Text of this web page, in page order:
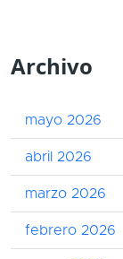
Archivo
mayo 2026
abril 2026
marzo 2026
febrero 2026